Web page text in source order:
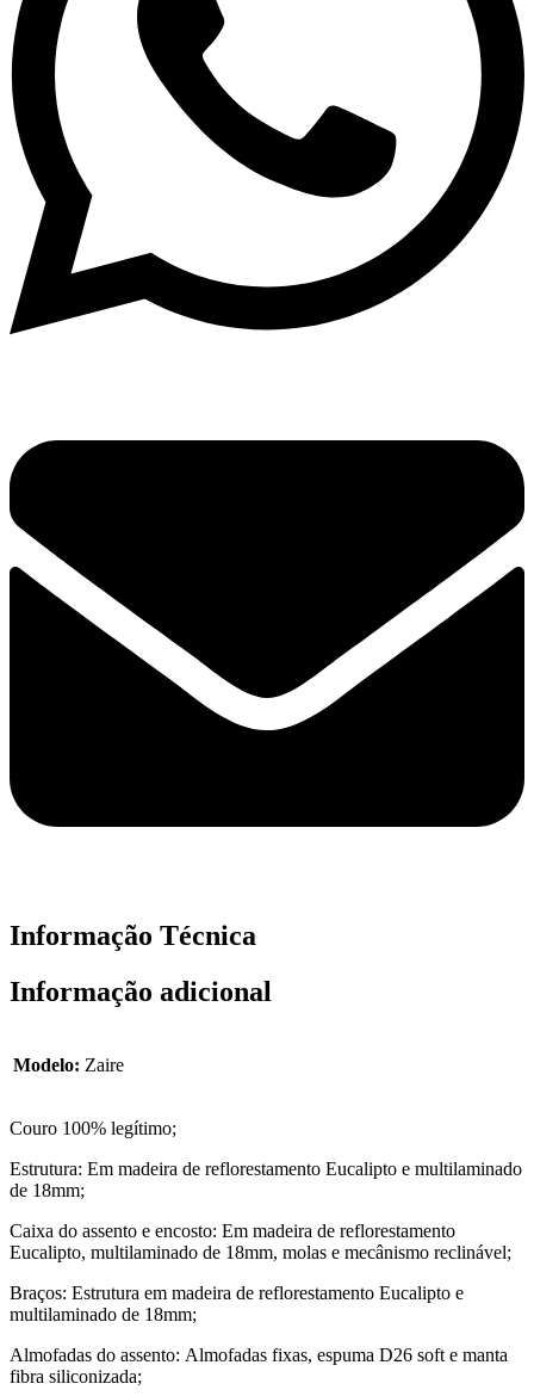
Informação Técnica
Informação adicional
Modelo: Zaire
Couro 100% legítimo;
Estrutura: Em madeira de reflorestamento Eucalipto e multilaminado
de 18mm;
Caixa do assento e encosto: Em madeira de reflorestamento
Eucalipto, multilaminado de 18mm, molas e mecânismo reclinável;
Braços: Estrutura em madeira de reflorestamento Eucalipto e
multilaminado de 18mm;
Almofadas do assento: Almofadas fixas, espuma D26 soft e manta
fibra siliconizada;